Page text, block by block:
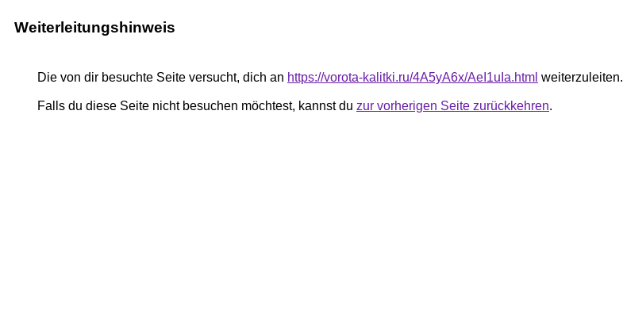
Weiterleitungshinweis
Die von dir besuchte Seite versucht, dich an https://vorota-kalitki.ru/4A5yA6x/AeI1uIa.html weiterzuleiten.
Falls du diese Seite nicht besuchen möchtest, kannst du zur vorherigen Seite zurückkehren.